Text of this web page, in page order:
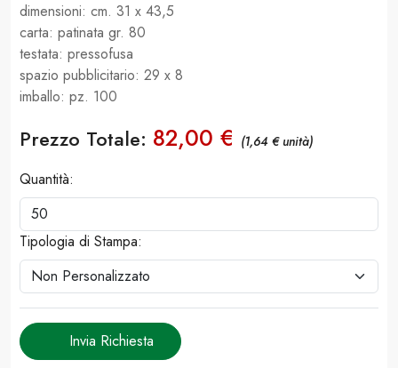
dimensioni: cm. 31 x 43,5
carta: patinata gr. 80
testata: pressofusa
spazio pubblicitario: 29 x 8
imballo: pz. 100
Prezzo Totale: 82,00 € (1,64 € unità)
Quantità:
Tipologia di Stampa:
Invia Richiesta